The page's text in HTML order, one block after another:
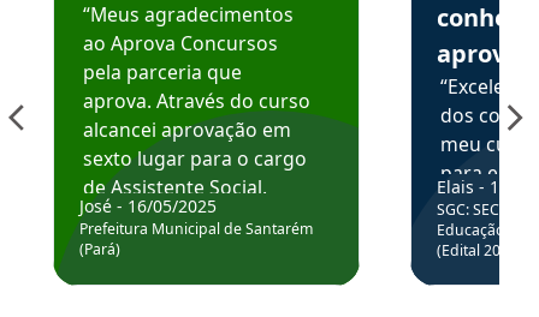
“Meus agradecimentos
ao Aprova Concursos
pela parceria que
aprova. Através do curso
alcancei aprovação em
sexto lugar para o cargo
de Assistente Social.
Hoje estou atuando na
Prefeitura de Santarém.
José - 16/05/2025
Prefeitura Municipal de Santarém
(Pará)
aprova
dos
meu
para
colocar
através
de
Elais - 15/
SGC: SEC BA
Educação
(Edital